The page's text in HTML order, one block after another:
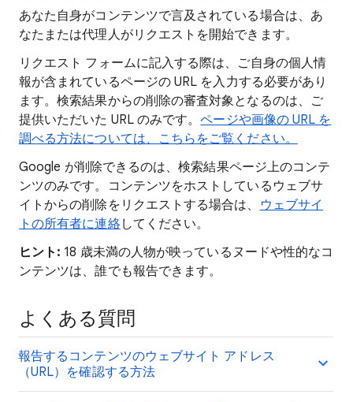
あなた自身がコンテンツで言及されている場合は、あ
なたまたは代理人がリクエストを開始できます。
リクエスト フォームに記入する際は、ご自身の個人情
報が含まれているページの URL を入力する必要があり
ます。検索結果からの削除の審査対象となるのは、ご
提供いただいた URL のみです。ページや画像の URL を
調べる方法については、こちらをご覧ください。
Google が削除できるのは、検索結果ページ上のコンテ
ンツのみです。コンテンツをホストしているウェブサ
イトからの削除をリクエストする場合は、
ウェブサイ
トの所有者に連絡してください。
ヒント: 18 歳未満の人物が映っているヌードや性的なコ
ンテンツは、誰でも報告できます。
よくある質問
報告するコンテンツのウェブサイト アドレス
（URL）を確認する方法